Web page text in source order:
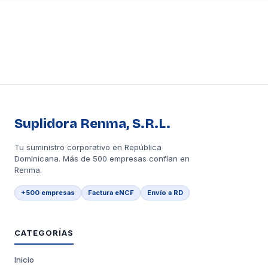
Suplidora Renma, S.R.L.
Tu suministro corporativo en República
Dominicana. Más de 500 empresas confían en
Renma.
+500 empresas Factura eNCF Envío a RD
CATEGORÍAS
Inicio